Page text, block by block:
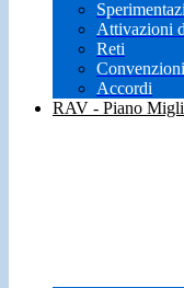
Attivazioni
Reti
Convenzioni
Accordi
RAV - Piano